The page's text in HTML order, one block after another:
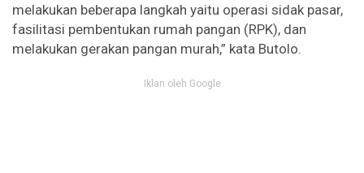
melakukan beberapa langkah yaitu operasi sidak pasar,
fasilitasi pembentukan rumah pangan (RPK), dan
melakukan gerakan pangan murah,” kata Butolo.
Iklan oleh Google